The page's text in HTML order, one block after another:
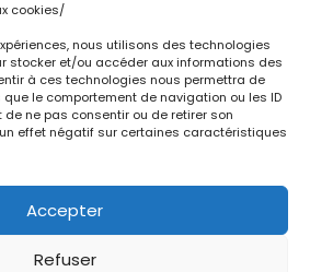
cookies/
nous utilisons des technologies
stocker et/ou accéder aux informations des
à ces technologies nous permettra de
le comportement de navigation ou les ID
de ne pas consentir ou de retirer son
effet négatif sur certaines caractéristiques
Accepter
Refuser
Informations